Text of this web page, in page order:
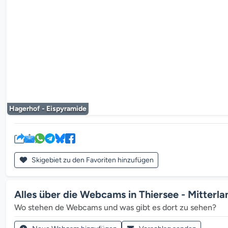
Hagerhof - Eispyramide
Skigebiet zu den Favoriten hinzufügen
Alles über die Webcams in Thiersee -
Wo stehen de Webcams und was gibt es dort zu sehen?